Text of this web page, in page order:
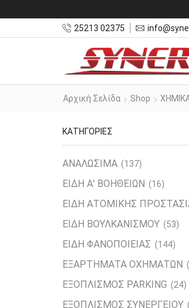
25213 02375
Αρχική Σελίδα Shop
ΚΑΤΗΓΟΡΙΕΣ
ΑΝΑΛΩΣΙΜΑ (137)
ΕΙΔΗ Α' ΒΟΗΘΕΙΩΝ (16)
ΕΙΔΗ ΑΤΟΜΙΚΗΣ
ΕΙΔΗ ΒΟΥΛΚΑΝΙΣΜΟΥ (53)
ΕΙΔΗ ΦΑΝΟΠΟΙΕΙΑΣ (144)
ΕΞΑΡΤΗΜΑΤΑ ΟΧΗΜΑΤΩΝ
ΕΞΟΠΛΙΣΜΟΣ PARKING (24)
ΕΞΟΠΛΙΣΜΟΣ ΣΥΝΕΡΓΕΙΟΥ